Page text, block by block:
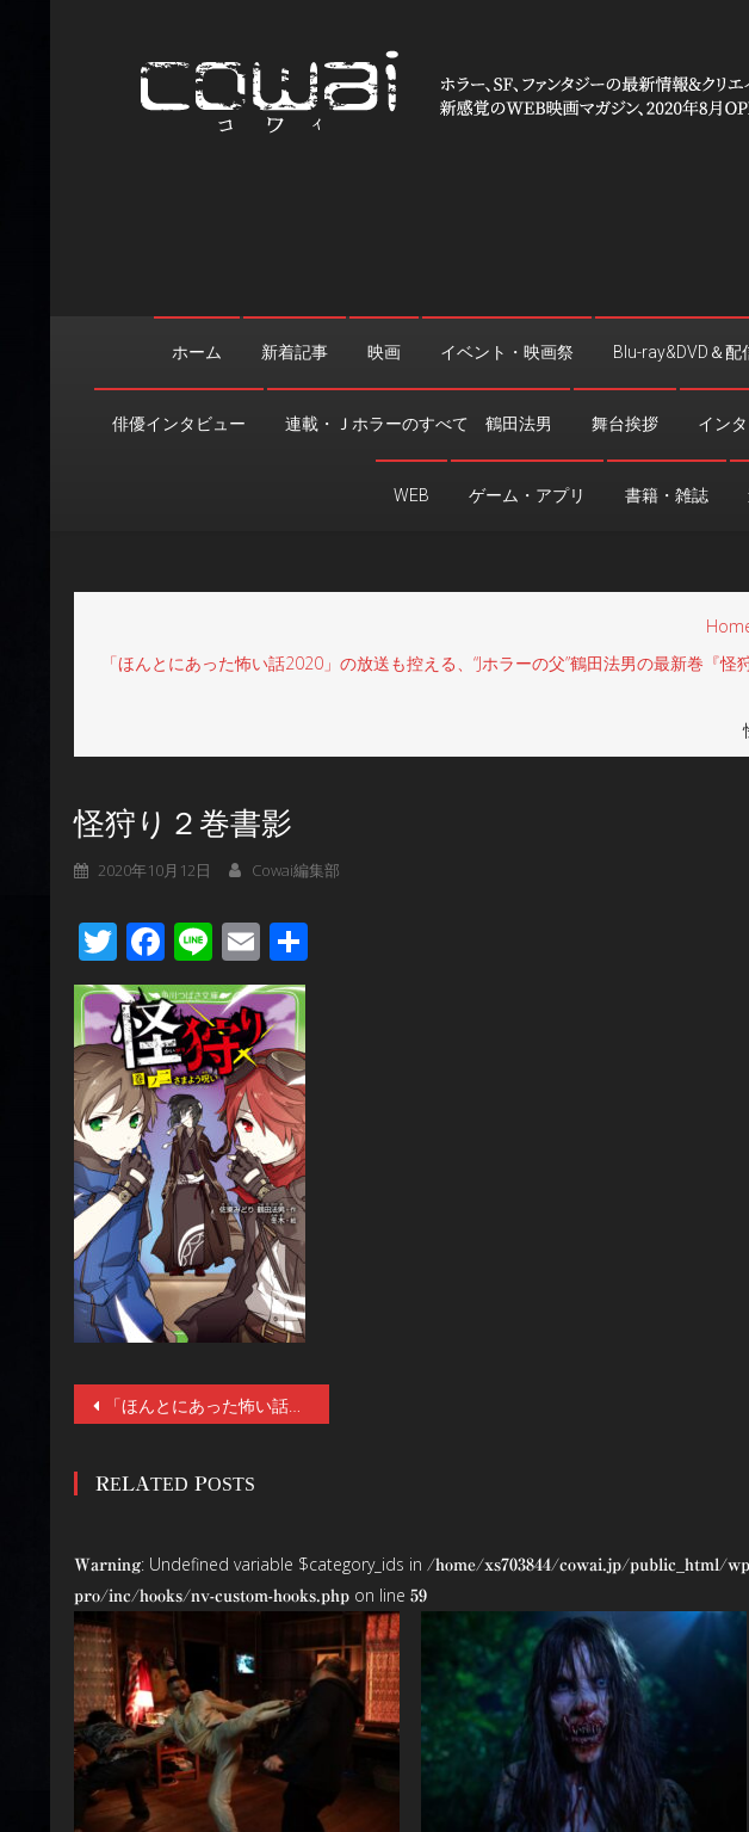
ホーム 新着記事 映画 イベント・映画祭 Blu-ray&DVD＆配
俳優インタビュー 連載・Ｊホラーのすべて 鶴田法男 舞台挨拶 イン
WEB ゲーム・アプリ 書籍・雑誌
「ほんとにあった怖い話2020」の放送も控える、“Jホラーの父”鶴田法男の最新巻
怪狩り２巻書影
2020年10月12日 Cowai編集部
Twitter
Facebook
LineEmail
投
ナ
ゲ
ー
シ
ョ
ン
「ほんとにあった怖い話2020」の放送も控える、“Jホラーの父”鶴田法男の最新巻『怪狩り 巻ノ四 希望の星』が10月14日（水）発売！今度はあの事件がモチーフ！ホラーファンも必読の内容！
RELATED POSTS
Warning: Undefined variable $category_ids in /home/xs703844/cowai.jp/public_html/
pro/inc/hooks/nv-custom-hooks.php on line 59